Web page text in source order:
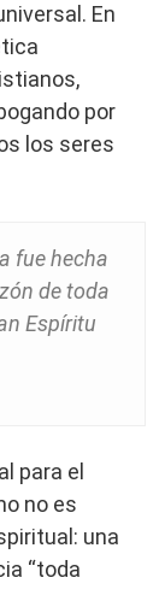
En
por
los seres
fue hecha
de toda
Espíritu
para el
no es
una
“toda